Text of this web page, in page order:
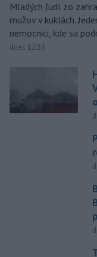
Mladých ľudí zo
mužov v kuklách.
nemocnici, kde sa
dnes 12:33